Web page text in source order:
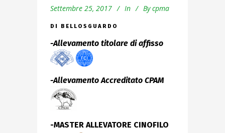
Settembre 25, 2017 In By cpma
DI BELLOSGUARDO
-Allevamento titolare di affisso
-Allevamento Accreditato CPAM
-MASTER ALLEVATORE CINOFILO